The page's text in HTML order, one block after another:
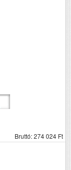
Bruttó: 274 024 Ft